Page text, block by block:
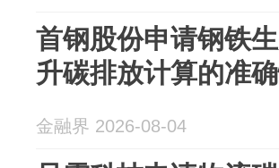
首钢股份申请钢铁
升碳排放计算的准
金融界 2026-08-04